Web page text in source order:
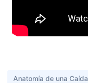
Anatomía de una Caída